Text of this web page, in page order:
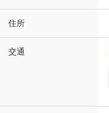
住所
交通